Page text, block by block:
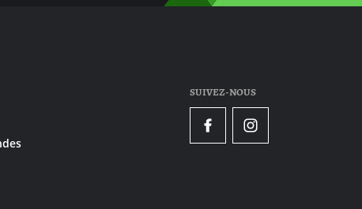
SUIVEZ-NOUS
FacebookInstagram